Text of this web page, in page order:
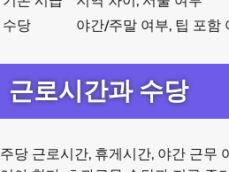
수당
야간/주말 여부, 팁 포함
근로시간과 수당
주당 근로시간, 휴게시간, 야간 근무